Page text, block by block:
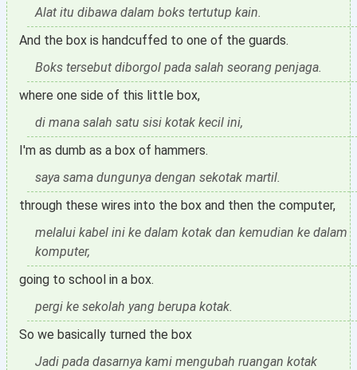
Alat itu dibawa dalam boks tertutup kain.
And the box is handcuffed to one of the guards.
Boks tersebut diborgol pada salah seorang penjaga.
where one side of this little box,
di mana salah satu sisi kotak kecil ini,
I'm as dumb as a box of hammers.
saya sama dungunya dengan sekotak martil.
through these wires into the box and then the computer,
melalui kabel ini ke dalam kotak dan kemudian ke dalam
komputer,
going to school in a box.
pergi ke sekolah yang berupa kotak.
So we basically turned the box
Jadi pada dasarnya kami mengubah ruangan kotak